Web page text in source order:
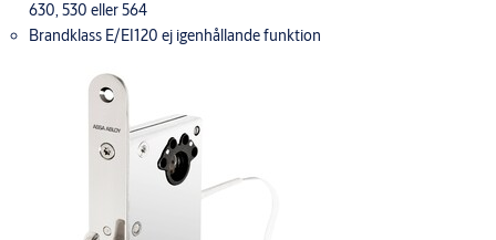
630, 530 eller 564
Brandklass E/EI120 ej igenhållande funktion